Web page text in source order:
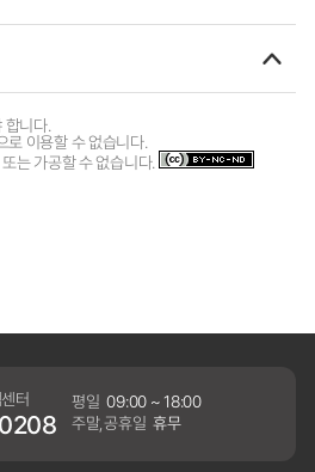
합니다.
로 이용할 수 없습니다.
는 가공할 수 없습니다.
터 평일 09:00 ~ 18:00
주말,공휴일 휴무